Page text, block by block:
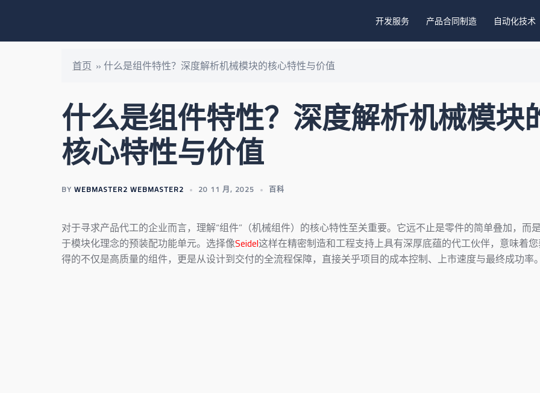
开发服务 产品合同制造 自动化技术
首页 » 什么是组件特性？深度解析机械模块的核心特性与价值
什么是组件特性？深度解析机械模块
核心特性与价值
BY WEBMASTER2 WEBMASTER2 20 11 月, 2025 百科
对于寻求产品代工的企业而言，理解“组件”（机械组件）的核心特性至关重要。它远不止是零件的简单叠加，而
于模块化理念的预装配功能单元。选择像Seidel这样在精密制造和工程支持上具有深厚底蕴的代工伙伴，意味着
得的不仅是高质量的组件，更是从设计到交付的全流程保障，直接关乎项目的成本控制、上市速度与最终成功率